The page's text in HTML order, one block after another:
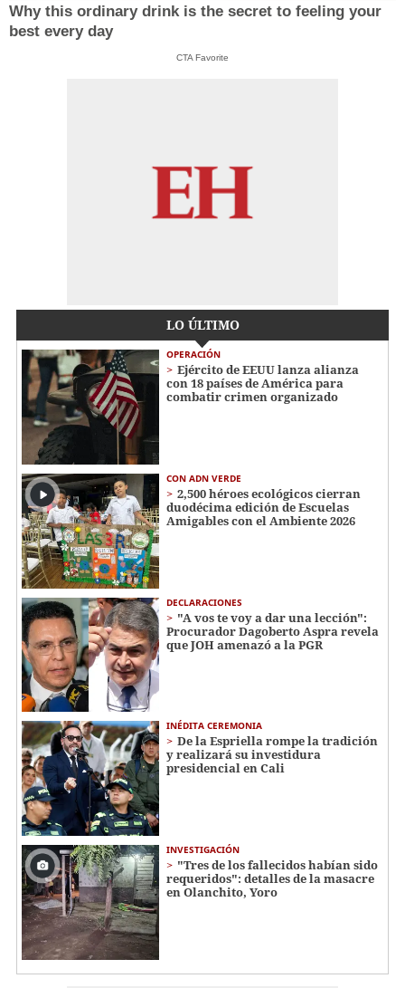
Why this ordinary drink is the secret to feeling your
best every day
CTA Favorite
LO ÚLTIMO
OPERACIÓN
Ejército de EEUU lanza alianza
con 18 países de América para
combatir crimen organizado
CON ADN VERDE
2,500 héroes ecológicos cierran
duodécima edición de Escuelas
Amigables con el Ambiente 2026
DECLARACIONES
"A vos te voy a dar una lección":
Procurador Dagoberto Aspra revela
que JOH amenazó a la PGR
INÉDITA CEREMONIA
De la Espriella rompe la tradición
y realizará su investidura
presidencial en Cali
INVESTIGACIÓN
"Tres de los fallecidos habían sido
requeridos": detalles de la masacre
en Olanchito, Yoro